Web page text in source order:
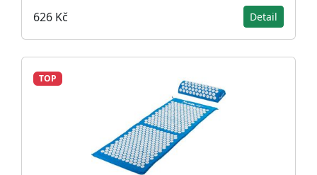
626 Kč Detail
TOP